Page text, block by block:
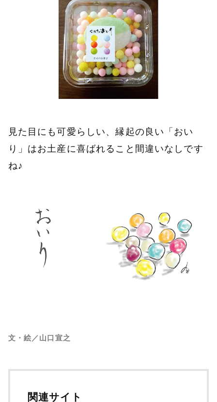
見た目にも可愛らしい、縁起の良い「おい
り」はお土産に喜ばれること間違いなしです
ね♪
文・絵／山口宣之
関連サイト